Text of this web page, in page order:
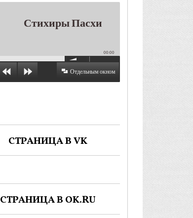
Стихиры Пасхи
00:00
Отдельным окном
СТРАНИЦА В VK
СТРАНИЦА В OK.RU